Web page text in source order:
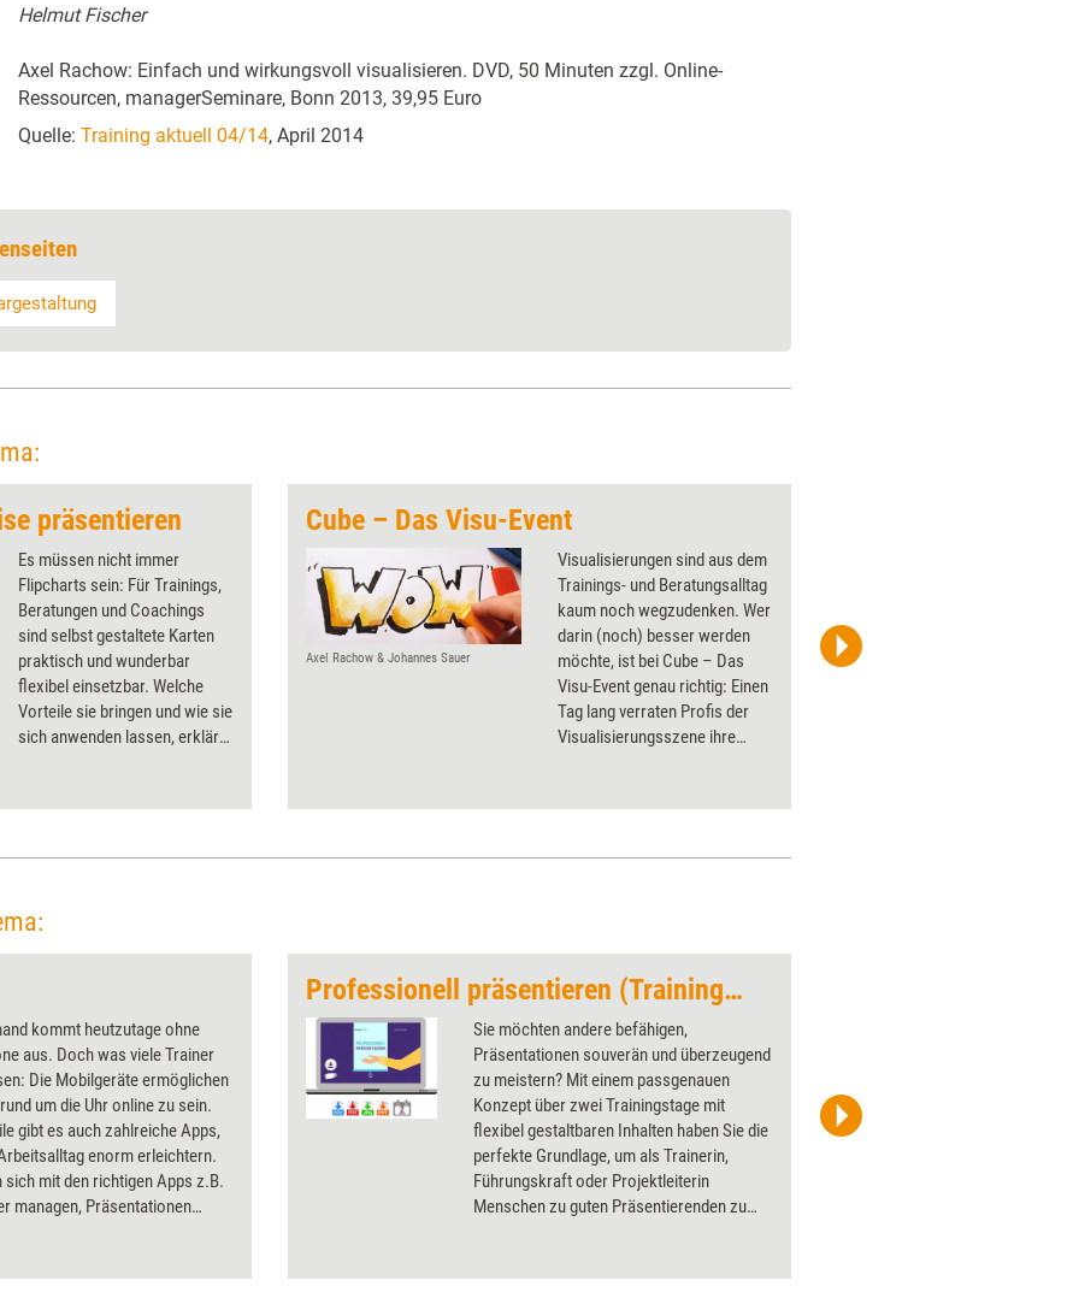
Helmut Fischer
Axel Rachow: Einfach und wirkungsvoll visualisieren. DVD, 50 Minuten zzgl. Online-
Ressourcen, managerSeminare, Bonn 2013, 39,95 Euro
Quelle: Training aktuell 04/14, April 2014
präsentieren
Es müssen nicht immer
Flipcharts sein: Für Trainings,
Beratungen und Coachings
sind selbst gestaltete Karten
praktisch und wunderbar
flexibel einsetzbar. Welche
Vorteile sie bringen und wie sie
sich anwenden lassen, erklärt
Cube – Das Visu-Event
Axel Rachow & Johannes Sauer
Visualisierungen sind aus dem
Trainings- und Beratungsalltag
kaum noch wegzudenken. Wer
darin (noch) besser werden
möchte, ist bei Cube – Das
Visu-Event genau richtig: Einen
Tag lang verraten Profis der
Visualisierungsszene ihre
Peter Gerstbach
kommt heutzutage ohne
aus. Doch was viele Trainer
Die Mobilgeräte ermöglichen
um die Uhr online zu sein.
gibt es auch zahlreiche Apps,
enorm erleichtern.
sich mit den richtigen Apps z.B.
managen, Präsentationen
Apps für Trainer vor.
Professionell präsentieren (Trainingskonzept)
Sie möchten andere befähigen,
Präsentationen souverän und überzeugend
zu meistern? Mit einem passgenauen
Konzept über zwei Trainingstage mit
flexibel gestaltbaren Inhalten haben Sie die
perfekte Grundlage, um als Trainerin,
Führungskraft oder Projektleiterin
Menschen zu guten Präsentierenden zu
eigene Performance zu steigern, üben Sie